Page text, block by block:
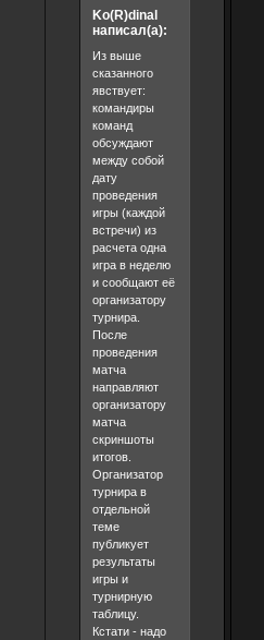
Ko(R)dinal
написал(а):
Из выше
сказанного
явствует:
командиры
команд
обсуждают
между собой
дату
проведения
игры (каждой
встречи) из
расчета одна
игра в неделю
и сообщают её
организатору
турнира.
После
проведения
матча
направляют
организатору
матча
скриншоты
итогов.
Организатор
турнира в
отдельной
теме
публикует
результаты
игры и
турнирную
таблицу.
Кстати - надо